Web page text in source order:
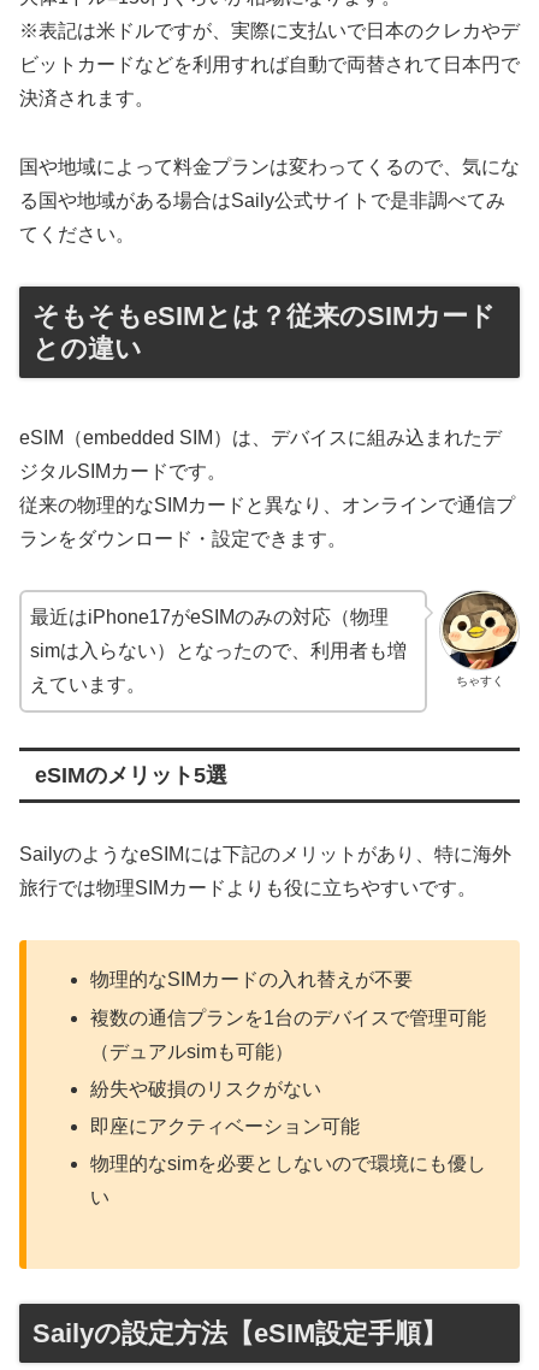
※表記は米ドルですが、実際に支払いで日本のクレカやデ
ビットカードなどを利用すれば自動で両替されて日本円で
決済されます。
国や地域によって料金プランは変わってくるので、気にな
る国や地域がある場合はSaily公式サイトで是非調べてみ
てください。
そもそもeSIMとは？従来のSIMカード
との違い
eSIM（embedded SIM）は、デバイスに組み込まれたデ
ジタルSIMカードです。
従来の物理的なSIMカードと異なり、オンラインで通信プ
ランをダウンロード・設定できます。
ちゃすく
最近はiPhone17がeSIMのみの対応（物理
simは入らない）となったので、利用者も増
えています。
eSIMのメリット5選
SailyのようなeSIMには下記のメリットがあり、特に海外
旅行では物理SIMカードよりも役に立ちやすいです。
物理的なSIMカードの入れ替えが不要
複数の通信プランを1台のデバイスで管理可能
（デュアルsimも可能）
紛失や破損のリスクがない
即座にアクティベーション可能
物理的なsimを必要としないので環境にも優し
い
Sailyの設定方法【eSIM設定手順】